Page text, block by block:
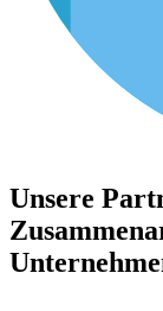
Unsere